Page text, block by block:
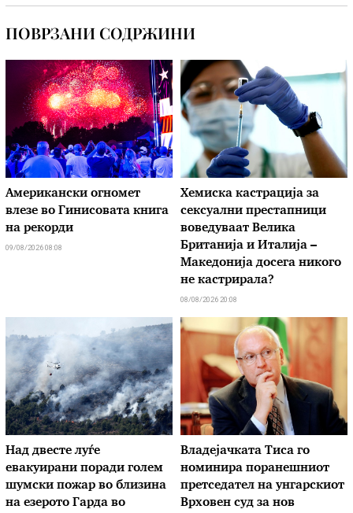
ПОВРЗАНИ СОДРЖИНИ
Американски огномет
влезе во Гинисовата книга
на рекорди
09/08/2026 08:08
Хемиска кастрација за
сексуални престапници
воведуваат Велика
Британија и Италија –
Македонија досега никого
не кастрирала?
08/08/2026 20:08
Над двесте луѓе
евакуирани поради голем
шумски пожар во близина
на езерото Гарда во
Владејачката Тиса го
номинира поранешниот
претседател на унгарскиот
Врховен суд за нов